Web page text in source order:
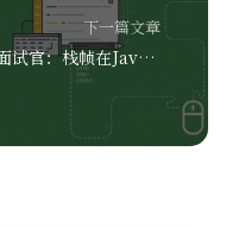
下一篇文章
面试官：栈帧在Java虚拟机中的作用是什么？